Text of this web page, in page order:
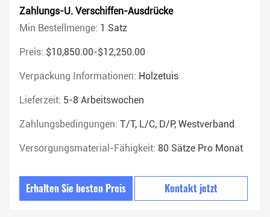
Zahlungs-U. Verschiffen-Ausdrücke
Min Bestellmenge: 1 Satz
Preis: $10,850.00-$12,250.00
Verpackung Informationen: Holzetuis
Lieferzeit: 5-8 Arbeitswochen
Zahlungsbedingungen: T/T, L/C, D/P, Westverband
Versorgungsmaterial-Fähigkeit: 80 Sätze Pro Monat
Erhalten Sie besten Preis Kontakt jetzt